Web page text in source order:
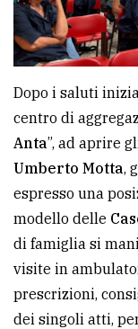
PRIVACY
Privacy
policy
Cookie
policy
Dopo i saluti
centro di
Anta”, ad aprire
Umberto Motta,
espresso una
modello delle
di famiglia si
visite in
prescrizioni,
dei singoli atti,